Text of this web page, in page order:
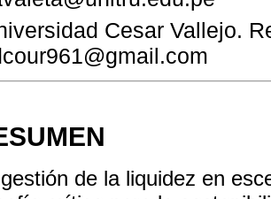
Cesar Vallejo.
de la liquidez en